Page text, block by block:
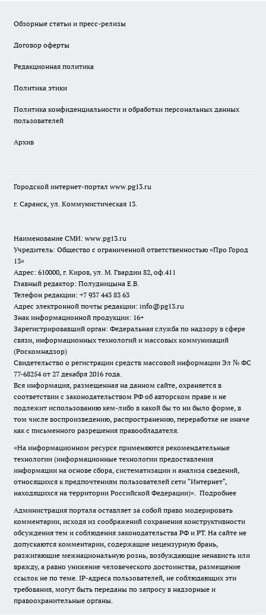
Обзорные статьи и пресс-релизы
Договор оферты
Редакционная политика
Политика этики
Политика конфиденциальности и обработки персональных данных
пользователей
Архив
Городской интернет-портал www.pg13.ru
г. Саранск, ул. Коммунистическая 13.
Наименование СМИ: www.pg13.ru
Учредитель: Общество с ограниченной ответственностью «Про Город
13»
Адрес: 610000, г. Киров, ул. М. Гвардии 82, оф.411
Главный редактор: Полудницына Е.В.
Телефон редакции: +7 937 443 83 63
Адрес электронной почты редакции: info@pg13.ru
Знак информационной продукции: 16+
Зарегистрировавший орган: Федеральная служба по надзору в сфере
связи, информационных технологий и массовых коммуникаций
(Роскомнадзор)
Свидетельство о регистрации средств массовой информации Эл № ФС
77-68254 от 27 декабря 2016 года.
Вся информация, размещенная на данном сайте, охраняется в
соответствии с законодательством РФ об авторском праве и не
подлежит использованию кем-либо в какой бы то ни было форме, в
том числе воспроизведению, распространению, переработке не иначе
как с письменного разрешения правообладателя.
«На информационном ресурсе применяются рекомендательные
технологии (информационные технологии предоставления
информации на основе сбора, систематизации и анализа сведений,
относящихся к предпочтениям пользователей сети "Интернет",
находящихся на территории Российской Федерации)». Подробнее
Администрация портала оставляет за собой право модерировать
комментарии, исходя из соображений сохранения конструктивности
обсуждения тем и соблюдения законодательства РФ и РТ. На сайте не
допускаются комментарии, содержащие нецензурную брань,
разжигающие межнациональную рознь, возбуждающие ненависть или
вражду, а равно унижение человеческого достоинства, размещение
ссылок не по теме. IP-адреса пользователей, не соблюдающих эти
требования, могут быть переданы по запросу в надзорные и
правоохранительные органы.